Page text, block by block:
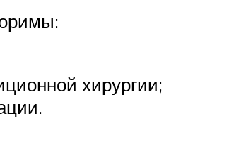
хирургии;